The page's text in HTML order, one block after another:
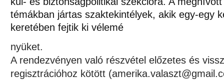
témákban jártas szaktekintélyek, akik egy-egy
keretében fejtik ki vélemé
nyüket.
A rendezvényen való részvétel előzetes és
regisztrációhoz kötött (